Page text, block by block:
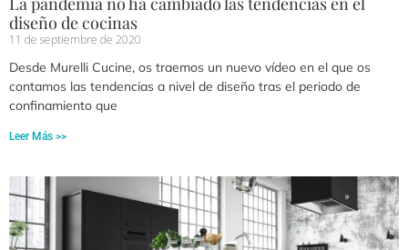
diseño de cocinas
11 de septiembre de 2020
Desde Murelli Cucine, os traemos un nuevo vídeo en el que os
contamos las tendencias a nivel de diseño tras el periodo de
confinamiento que
Leer Más >>